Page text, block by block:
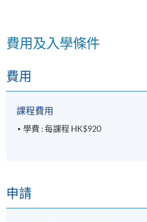
費用及入學條件
費用
課程費用
學費 : 每課程 HK$920
申請